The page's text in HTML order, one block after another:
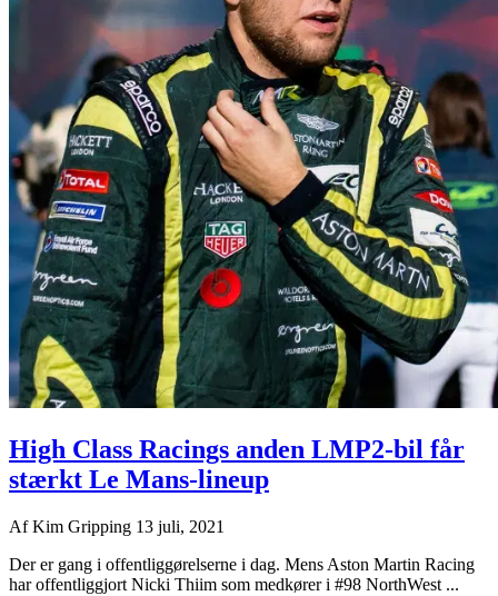
High Class Racings anden LMP2-bil får
stærkt Le Mans-lineup
AfKim Gripping 13 juli, 2021
Der er gang i offentliggørelserne i dag. Mens Aston Martin Racing
har offentliggjort Nicki Thiim som medkører i #98 NorthWest ...